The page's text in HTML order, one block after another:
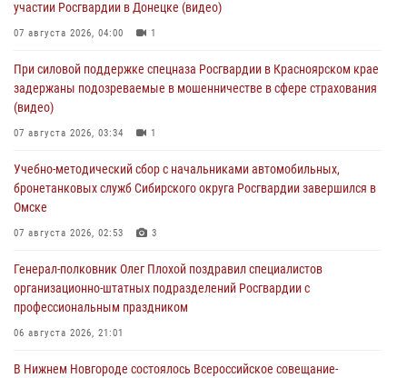
участии Росгвардии в Донецке (видео)
07 августа 2026, 04:00 1
При силовой поддержке спецназа Росгвардии в Красноярском крае
задержаны подозреваемые в мошенничестве в сфере страхования
(видео)
07 августа 2026, 03:34 1
Учебно-методический сбор с начальниками автомобильных,
бронетанковых служб Сибирского округа Росгвардии завершился в
Омске
07 августа 2026, 02:53 3
Генерал-полковник Олег Плохой поздравил специалистов
организационно-штатных подразделений Росгвардии с
профессиональным праздником
06 августа 2026, 21:01
В Нижнем Новгороде состоялось Всероссийское совещание-